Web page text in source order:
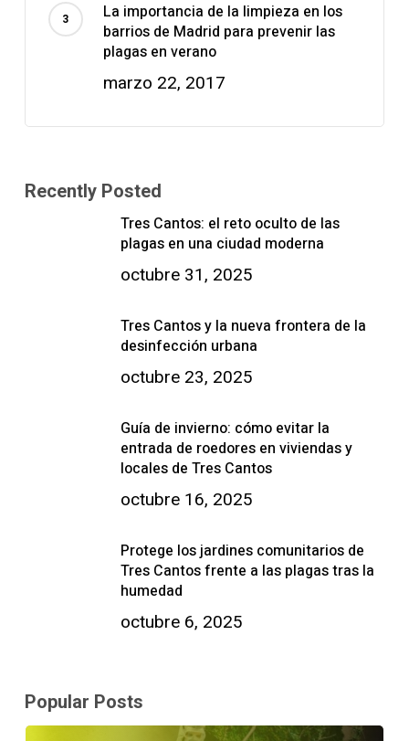
La importancia de la limpieza en los
barrios de Madrid para prevenir las
plagas en verano
marzo 22, 2017
Recently Posted
Tres Cantos: el reto oculto de las
plagas en una ciudad moderna
octubre 31, 2025
Tres Cantos y la nueva frontera de la
desinfección urbana
octubre 23, 2025
Guía de invierno: cómo evitar la
entrada de roedores en viviendas y
locales de Tres Cantos
octubre 16, 2025
Protege los jardines comunitarios de
Tres Cantos frente a las plagas tras la
humedad
octubre 6, 2025
Popular Posts